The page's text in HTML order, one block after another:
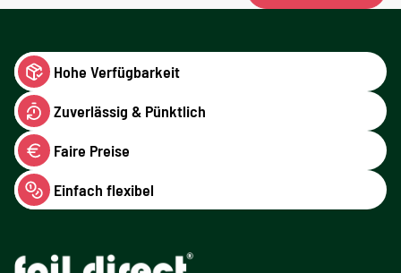
Hohe Verfügbarkeit
Zuverlässig & Pünktlich
Faire Preise
Einfach flexibel